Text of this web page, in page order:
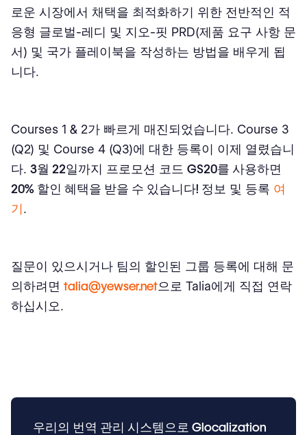
로운 시장에서 채택을 최적화하기 위한 전반적인 적
응형 글로벌-레디 및 지오-핏 PRD(제품 요구 사항 문
서) 및 국가 플레이북을 작성하는 방법을 배우게 됩
니다.
Courses 1 & 2가 빠르게 매진되었습니다. Course 3
(Q2) 및 Course 4 (Q3)에 대한 등록이 이제 열렸습니
다. 3월 22일까지 프로모션 코드 GS20를 사용하면
20% 할인 혜택을 받을 수 있습니다! 정보 및 등록 여
기.
질문이 있으시거나 팀의 할인된 그룹 등록에 대해 문
의하려면 talia@yewser.net으로 Talia에게 직접 연락
하십시오.
우리의 번역 관리 시스템으로 Glocalization